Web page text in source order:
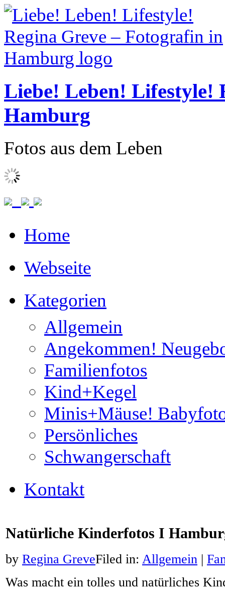
Liebe! Leben! Lifestyle!
Hamburg
Fotos aus dem Leben
Home
Webseite
Kategorien
Allgemein
Angekommen!
Familienfotos
Kind+Kegel
Minis+Mäuse!
Persönliches
Schwangerschaft
Kontakt
Natürliche Kinderfotos I
by Regina GreveFiled in: Allgemein |
Was macht ein tolles und natürliches